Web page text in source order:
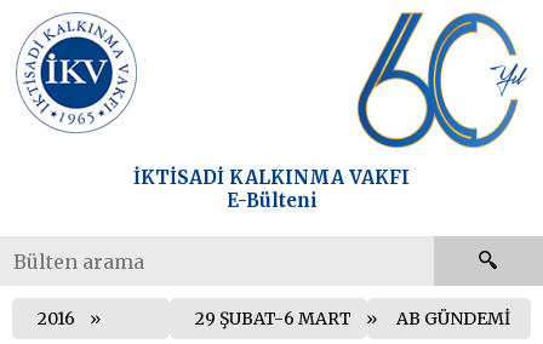
İKTİSADİ KALKINMA VAKFI
E-Bülteni
2016 29 ŞUBAT-6 MART AB GÜNDEMİ